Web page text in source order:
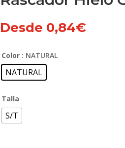
Desde 0,84€
Color : NATURAL
NATURAL
Talla
S/T